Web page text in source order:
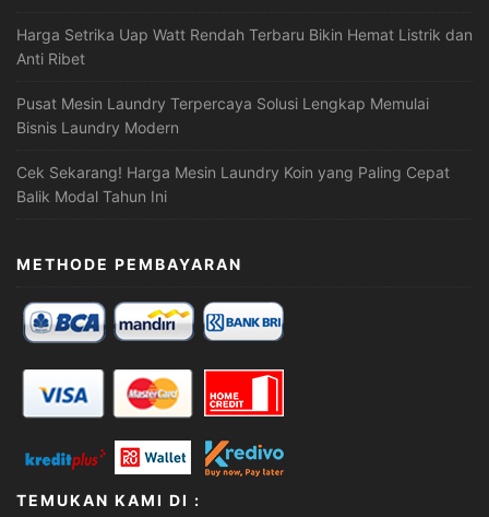
Harga Setrika Uap Watt Rendah Terbaru Bikin Hemat Listrik dan
Anti Ribet
Pusat Mesin Laundry Terpercaya Solusi Lengkap Memulai
Bisnis Laundry Modern
Cek Sekarang! Harga Mesin Laundry Koin yang Paling Cepat
Balik Modal Tahun Ini
METHODE PEMBAYARAN
TEMUKAN KAMI DI :